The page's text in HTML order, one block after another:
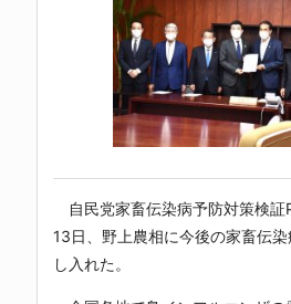
自民党家畜伝染病予防対策検証
13日、野上農相に今後の家畜伝
し入れた。